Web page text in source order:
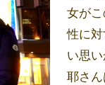
女が
性に
い思
耶さ